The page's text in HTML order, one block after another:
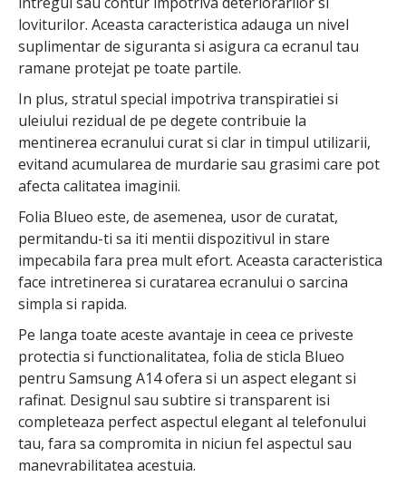
loviturilor. Aceasta caracteristica adauga un nivel
suplimentar de siguranta si asigura ca ecranul tau
ramane protejat pe toate partile.
In plus, stratul special impotriva transpiratiei si
uleiului rezidual de pe degete contribuie la
mentinerea ecranului curat si clar in timpul utilizarii,
evitand acumularea de murdarie sau grasimi care pot
afecta calitatea imaginii.
Folia Blueo este, de asemenea, usor de curatat,
permitandu-ti sa iti mentii dispozitivul in stare
impecabila fara prea mult efort. Aceasta caracteristica
face intretinerea si curatarea ecranului o sarcina
simpla si rapida.
Pe langa toate aceste avantaje in ceea ce priveste
protectia si functionalitatea, folia de sticla Blueo
pentru Samsung A14 ofera si un aspect elegant si
rafinat. Designul sau subtire si transparent isi
completeaza perfect aspectul elegant al telefonului
tau, fara sa compromita in niciun fel aspectul sau
manevrabilitatea acestuia.